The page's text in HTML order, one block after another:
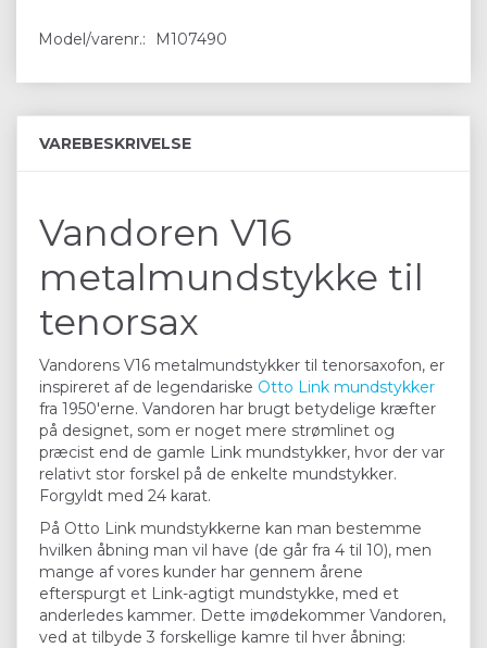
Model/varenr.: M107490
VAREBESKRIVELSE
Vandoren V16
metalmundstykke til
tenorsax
Vandorens V16 metalmundstykker til tenorsaxofon, er
inspireret af de legendariske Otto Link mundstykker
fra 1950'erne. Vandoren har brugt betydelige kræfter
på designet, som er noget mere strømlinet og
præcist end de gamle Link mundstykker, hvor der var
relativt stor forskel på de enkelte mundstykker.
Forgyldt med 24 karat.
På Otto Link mundstykkerne kan man bestemme
hvilken åbning man vil have (de går fra 4 til 10), men
mange af vores kunder har gennem årene
efterspurgt et Link-agtigt mundstykke, med et
anderledes kammer. Dette imødekommer Vandoren,
ved at tilbyde 3 forskellige kamre til hver åbning: